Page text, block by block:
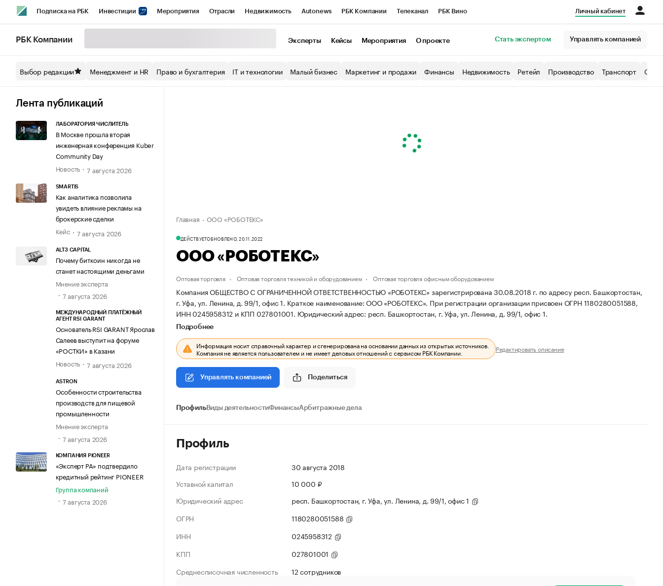
Подписка на РБК Инвестиции Мероприятия Отрасли Недвижимость Autonews РБК Компании Телеканал РБК Вино
Спецпроекты СПб Конференции СПб Спецпроекты Экономика Бизнес
Технологии и медиа
Личный кабинет
РБК Компании Эксперты Кейсы Мероприятия О проекте Стать экспертом Управлять компанией
Выбор редакции Менеджмент и HR Право и бухгалтерия IT и технологии Малый бизнес Маркетинг и продажи Финансы Недвижимость Ретейл Производство Транспорт
Лента публикаций
ЛАБОРАТОРИЯ ЧИСЛИТЕЛЬ
В Москве прошла вторая
инженерная конференция Kuber
Community Day
Новость
7 августа 2026
SMARTIS
Как аналитика позволила
увидеть влияние рекламы на
брокерские сделки
Кейс
7 августа 2026
ALT3 CAPITAL
Почему биткоин никогда не
станет настоящими деньгами
Мнение эксперта
7 августа 2026
МЕЖДУНАРОДНЫЙ ПЛАТЁЖНЫЙ
АГЕНТ RSI GARANT
Основатель RSI GARANT Ярослав
Салеев выступит на форуме
«РОСТКИ» в Казани
Новость
7 августа 2026
ASTRON
Особенности строительства
производств для пищевой
промышленности
Мнение эксперта
7 августа 2026
КОМПАНИЯ PIONEER
«Эксперт РА» подтвердило
кредитный рейтинг PIONEER
Группа компаний
7 августа 2026
Главная ООО «РОБОТЕКС»
ДЕЙСТВУЕТОБНОВЛЕНО, 20.11.2022
ООО «РОБОТЕКС»
Оптовая торговля Оптовая торговля техникой и оборудованием Оптовая торговля офисным оборудованием
Компания ОБЩЕСТВО С ОГРАНИЧЕННОЙ ОТВЕТСТВЕННОСТЬЮ «РОБОТЕКС» зарегистрирована 30.08.2018 г. по адресу респ. Башкортостан,
г. Уфа, ул. Ленина, д. 99/1, офис 1. Краткое наименование: ООО «РОБОТЕКС». При регистрации организации присвоен ОГРН 1180280051588,
ИНН 0245958312 и КПП 027801001. Юридический адрес: респ. Башкортостан, г. Уфа, ул. Ленина, д. 99/1, офис 1.
Подробнее
Информация носит справочный характер и сгенерирована на основании данных из открытых источников.
Компания не является пользователем и не имеет деловых отношений с сервисом РБК Компании. Редактировать описание
Управлять компанией Поделиться
ПрофильВиды деятельностиФинансыАрбитражные дела
Профиль
Дата регистрации
30 августа 2018
Уставной капитал
10 000 ₽
Юридический адрес
респ. Башкортостан, г. Уфа, ул. Ленина, д. 99/1, офис 1
ОГРН
1180280051588
ИНН
0245958312
КПП
027801001
Среднесписочная численность
12 сотрудников